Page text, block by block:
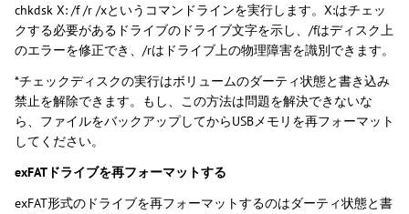
chkdsk X: /f /r /xというコマンドラインを実行します。X:はチェッ
クする必要があるドライブのドライブ文字を示し、/fはディスク上
のエラーを修正でき、/rはドライブ上の物理障害を識別できます。
*チェックディスクの実行はボリュームのダーティ状態と書き込み
禁止を解除できます。もし、この方法は問題を解決できないな
ら、ファイルをバックアップしてからUSBメモリを再フォーマット
してください。
exFATドライブを再フォーマットする
exFAT形式のドライブを再フォーマットするのはダーティ状態と書